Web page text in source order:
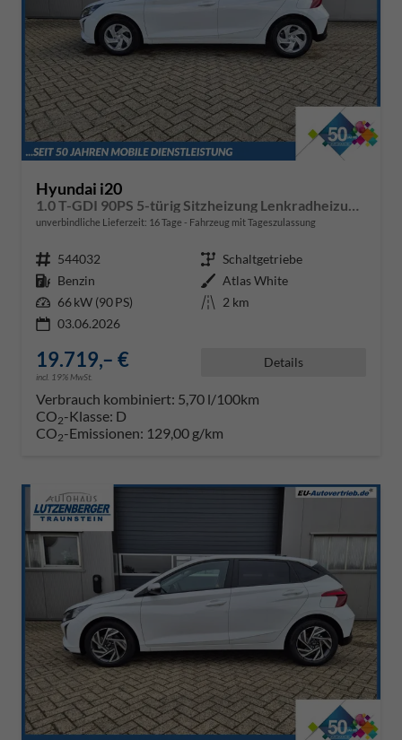
Hyundai i20
unverbindliche Lieferzeit: 16 Tage Fahrzeug mit Tageszulassung
Fahrzeugnr. 544032 Getriebe Schaltgetriebe
Kraftstoff Benzin Außenfarbe Atlas White
Leistung 66 kW (90 PS) Kilometerstand 2 km
03.06.2026
19.719,– €
incl. 19% MwSt.
Details
Verbrauch kombiniert: 5,70 l/100km
CO2-Klasse: D
CO2-Emissionen: 129,00 g/km